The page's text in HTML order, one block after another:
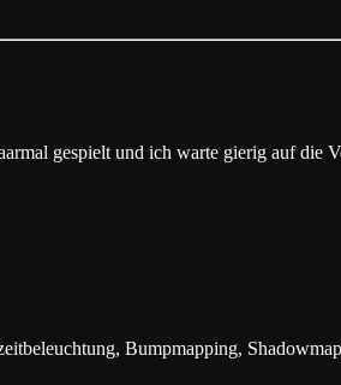
gespielt und ich warte gierig auf die
Bumpmapping,